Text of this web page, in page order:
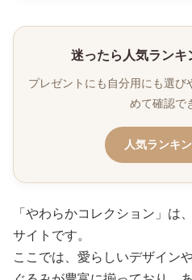
迷ったら人気ランキ
プレゼントにも自分用にも選び
めて確認で
人気ランキ
「やわらかコレクション」は
サイトです。
ここでは、愛らしいデザイン